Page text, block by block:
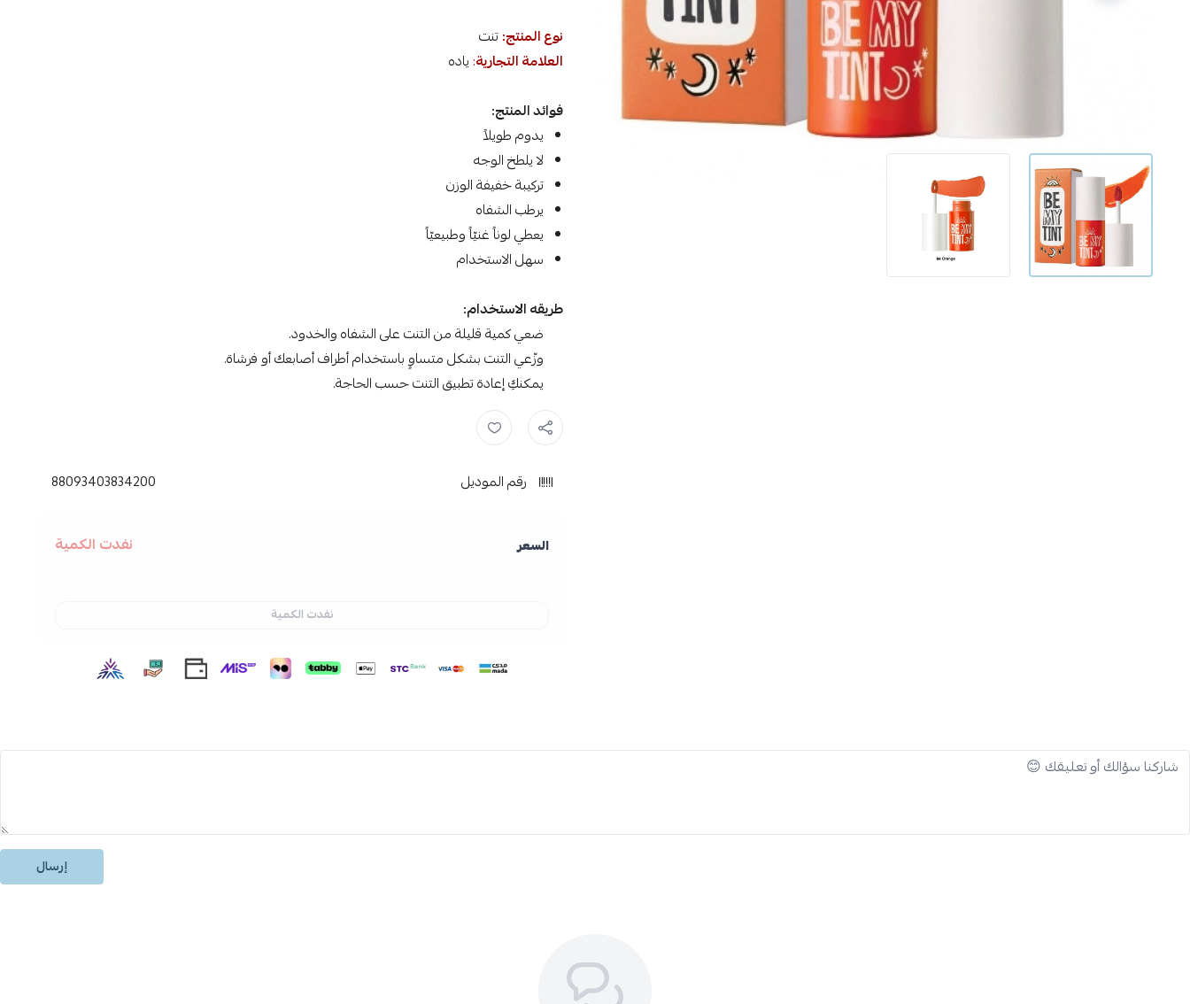
نوع المنتج:تنت
العلامة التجارية: ياده
فوائد المنتج:
يدوم طويلاً
لا يلطخ الوجه
تركيبة خفيفة الوزن
يرطب الشفاه
يعطي لوناً غنيّاً وطبيعيّاً
سهل الاستخدام
طريقه الاستخدام:
ضعي كمية قليلة من التنت على الشفاه والخدود.
وزّعي التنت بشكل متساوٍ باستخدام أطراف أصابعك أو فرشاة.
يمكنكِ إعادة تطبيق التنت حسب الحاجة.
مرطب شفاه , بي ماي تنت ,
رقم الموديل 88093403834200
السعر نفدت الكمية
نفدت الكمية
إرسال